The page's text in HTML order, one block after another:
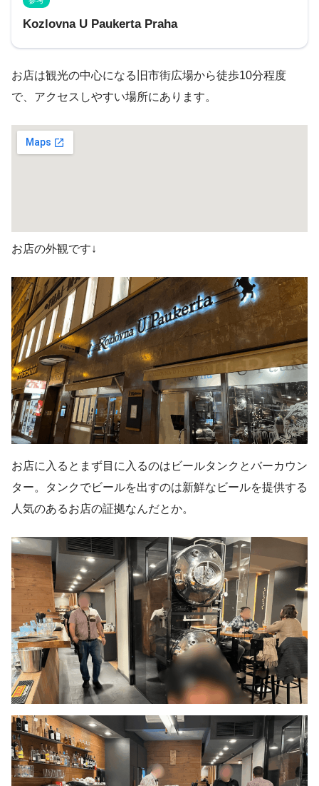
Kozlovna U Paukerta Praha
お店は観光の中心になる旧市街広場から徒歩10分程度
で、アクセスしやすい場所にあります。
お店の外観です↓
お店に入るとまず目に入るのはビールタンクとバーカウン
ター。タンクでビールを出すのは新鮮なビールを提供する
人気のあるお店の証拠なんだとか。